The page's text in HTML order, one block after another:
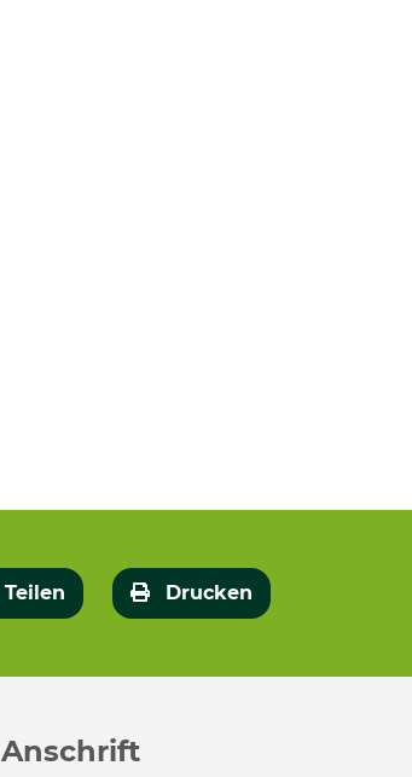
Teilen Drucken
Anschrift